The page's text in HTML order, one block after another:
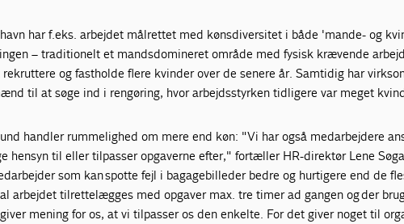
har f.eks. arbejdet målrettet med kønsdiversitet i både 'mande- og
– traditionelt et mandsdomineret område med fysisk krævende
og fastholde flere kvinder over de senere år. Samtidig har
til at søge ind i rengøring, hvor arbejdsstyrken tidligere var meget
handler rummelighed om mere end køn: "Vi har også medarbejdere
hensyn til eller tilpasser opgaverne efter," fortæller HR-direktør Lene
som kan spotte fejl i bagagebilleder bedre og hurtigere end de
arbejdet tilrettelægges med opgaver max. tre timer ad gangen og der
mening for os, at vi tilpasser os den enkelte. For det giver noget til